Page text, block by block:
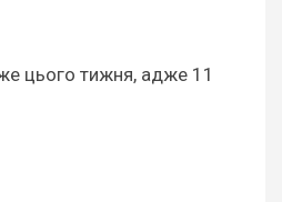
цього тижня, адже 11